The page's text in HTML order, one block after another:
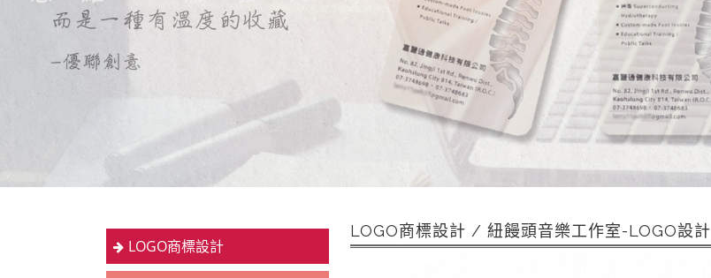
LOGO商標設計
LOGO商標設計 / 紐饅頭音樂工作室-LOGO設計